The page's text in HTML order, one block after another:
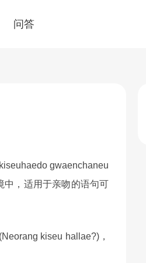
问答
gwaenchaneu
中，适用于亲吻的语句可
kiseu hallae?)，